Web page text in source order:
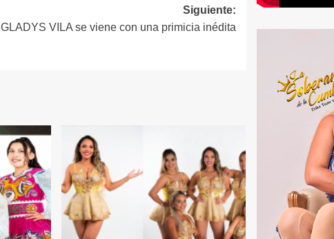
Siguiente:
GLADYS VILA se viene con una primicia inédita